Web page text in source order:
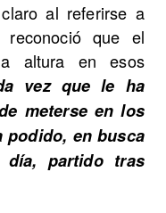
al referirse a
reconoció que el
altura en esos
vez que le ha
meterse en los
podido, en busca
partido tras